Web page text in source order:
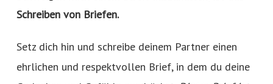
Schreiben von Briefen.
Setz dich hin und schreibe deinem Partner einen
ehrlichen und respektvollen Brief, in dem du deine